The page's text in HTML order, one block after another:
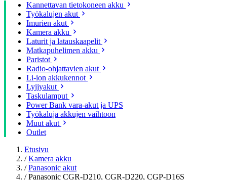
Kannettavan tietokoneen akku
Työkalujen akut
Imurien akut
Kamera akku
Laturit ja latauskaapelit
Matkapuhelimen akku
Paristot
Radio-ohjattavien akut
Li-ion akkukennot
Lyijyakut
Taskulamput
Power Bank vara-akut ja UPS
Työkaluja akkujen vaihtoon
Muut akut
Outlet
Etusivu
/ Kamera akku
/ Panasonic akut
/ Panasonic CGR-D210, CGR-D220, CGP-D16S